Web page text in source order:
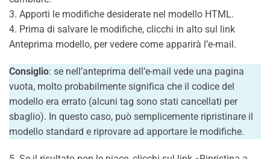
3. Apporti le modifiche desiderate nel modello HTML.
4. Prima di salvare le modifiche, clicchi in alto sul link
Anteprima modello, per vedere come apparirà l’e-mail.
Consiglio: se nell’anteprima dell’e-mail vede una pagina
vuota, molto probabilmente significa che il codice del
modello era errato (alcuni tag sono stati cancellati per
sbaglio). In questo caso, può semplicemente ripristinare il
modello standard e riprovare ad apportare le modifiche.